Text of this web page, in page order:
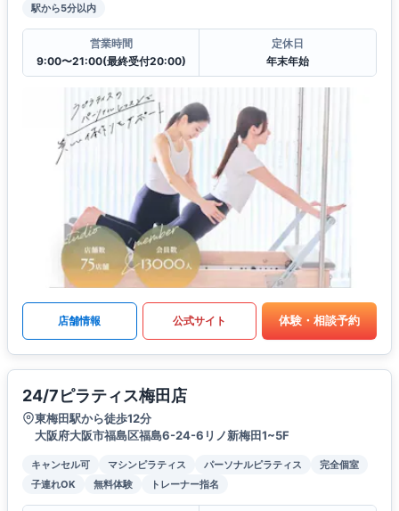
駅から5分以内
営業時間
9:00〜21:00(最終受付20:00)
定休日
年末年始
店舗情報 公式サイト 体験・相談予約
24/7ピラティス梅田店
東梅田駅から徒歩12分
大阪府大阪市福島区福島6-24-6リノ新梅田1~5F
キャンセル可 マシンピラティス パーソナルピラティス
完全個室
子連れOK
無料体験 トレーナー指名